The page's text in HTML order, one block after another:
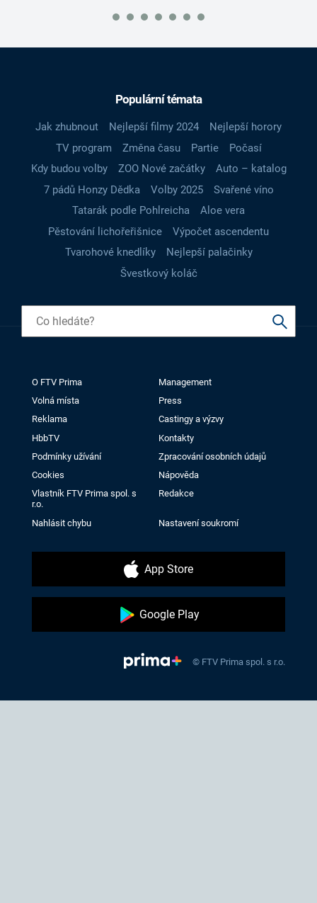
Populární témata
Jak zhubnout Nejlepší filmy 2024
Nejlepší horory
TV program
Změna času Partie
Počasí
Kdy budou volby
ZOO Nové začátky
Auto – katalog
7 pádů Honzy Dědka
Volby 2025
Svařené víno
Tatarák podle Pohlreicha
Aloe vera
Pěstování lichořeřišnice
Výpočet ascendentu
Tvarohové knedlíky
Nejlepší palačinky
Švestkový koláč
O FTV Prima
Management
Volná místa
Press
Reklama
Castingy a výzvy
HbbTV
Kontakty
Podmínky užívání
Zpracování osobních údajů
Cookies
Nápověda
Vlastník FTV Prima spol. s
r.o.
Redakce
Nahlásit chybu Nastavení soukromí
App Store
Google Play
© FTV Prima spol. s r.o.